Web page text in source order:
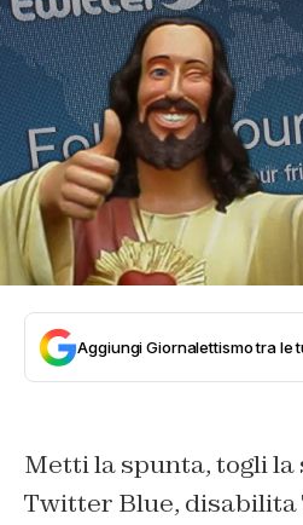
Aggiungi Giornalettismo tra le
Metti la spunta, togli
Twitter Blue, disabilita